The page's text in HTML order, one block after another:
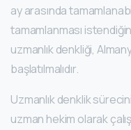
ay arasında
tamamlanması
uzmanlık denkliği,
başlatılmalıdır.
Uzmanlık denklik
uzman hekim olarak